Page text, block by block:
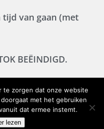
tijd van gaan (met
BEËINDIGD.
te zorgen dat onze website
met het gebruiken
dat ermee instemt.
lezen